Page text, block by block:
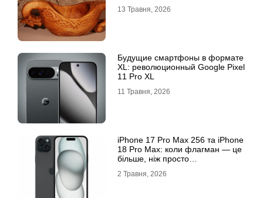
13 Травня, 2026
Будущие смартфоны в формате
XL: революционный Google Pixel
11 Pro XL
11 Травня, 2026
iРhone 17 Рro Мax 256 та iРhone
18 Рro Мax: коли флагман — це
більше, ніж просто
2 Травня, 2026